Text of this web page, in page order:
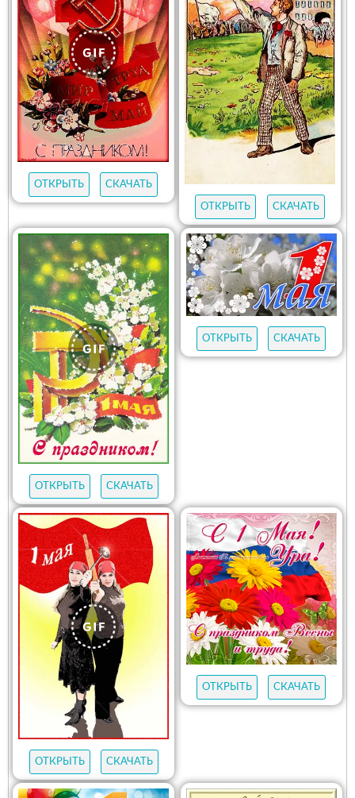
ОТКРЫТЬ СКАЧАТЬ
ОТКРЫТЬ СКАЧАТЬ
ОТКРЫТЬ СКАЧАТЬ
ОТКРЫТЬ СКАЧАТЬ
ОТКРЫТЬ СКАЧАТЬ
ОТКРЫТЬ СКАЧАТЬ